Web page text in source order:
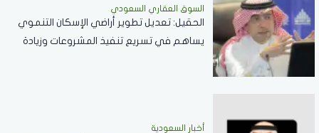
السوق العقاري السعودي
الحقيل: تعديل تطوير أراضي الإسكان التنموي
يساهم في تسريع تنفيذ المشروعات وزيادة
أخبار السعودية